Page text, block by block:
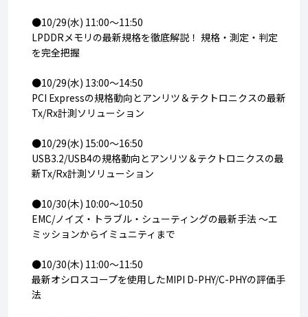
●10/29(水) 11:00～11:50
LPDDRメモリの最新規格を徹底解説！ 規格・測定・判定
を完全把握
●10/29(水) 13:00～14:50
PCI Expressの規格動向とアンリツ＆テクトロニクスの最新
Tx/Rx計測ソリューション
●10/29(水) 15:00～16:50
USB3.2/USB4の規格動向とアンリツ＆テクトロニクスの最
新Tx/Rx計測ソリューション
●10/30(木) 10:00～10:50
EMC/ノイズ・トラブル・シューティングの最新手法 ～エ
ミッションからイミュニティまで
●10/30(木) 11:00～11:50
最新オシロスコープを使用したMIPI D-PHY/C-PHYの評価手
法